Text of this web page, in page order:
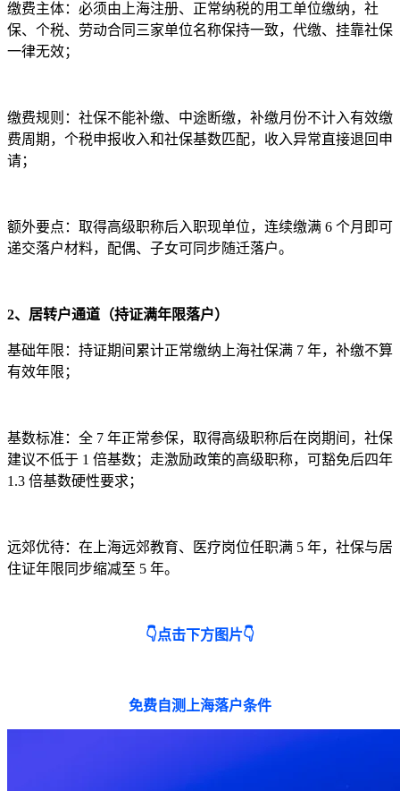
缴费主体：必须由上海注册、正常纳税的用工单位缴纳，社
保、个税、劳动合同三家单位名称保持一致，代缴、挂靠社保
一律无效；
缴费规则：社保不能补缴、中途断缴，补缴月份不计入有效缴
费周期，个税申报收入和社保基数匹配，收入异常直接退回申
请；
额外要点：取得高级职称后入职现单位，连续缴满 6 个月即可
递交落户材料，配偶、子女可同步随迁落户。
2、居转户通道（持证满年限落户）
基础年限：持证期间累计正常缴纳上海社保满 7 年，补缴不算
有效年限；
基数标准：全 7 年正常参保，取得高级职称后在岗期间，社保
建议不低于 1 倍基数；走激励政策的高级职称，可豁免后四年
1.3 倍基数硬性要求；
远郊优待：在上海远郊教育、医疗岗位任职满 5 年，社保与居
住证年限同步缩减至 5 年。
👇点击下方图片👇
免费自测上海落户条件